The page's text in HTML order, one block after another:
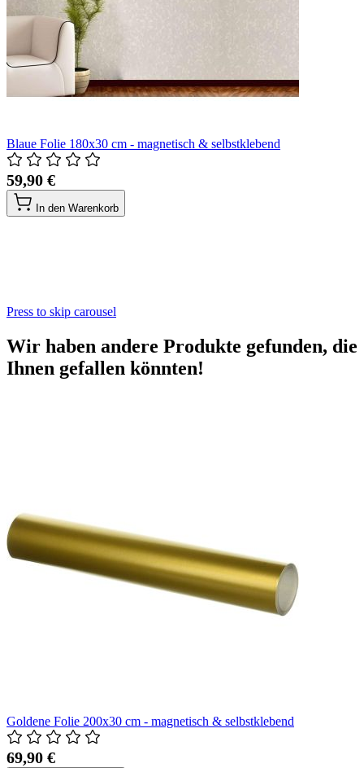
Blaue Folie 180x30 cm - magnetisch & selbstklebend
59,90 €
In den Warenkorb
Press to skip carousel
Wir haben andere Produkte gefunden, die
Ihnen gefallen könnten!
Goldene Folie 200x30 cm - magnetisch & selbstklebend
69,90 €